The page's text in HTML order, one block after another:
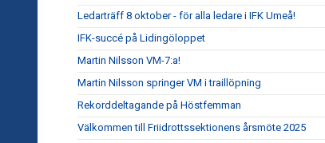
Ledarträff 8 oktober - för alla ledare i IFK Umeå!
IFK-succé på Lidingöloppet
Martin Nilsson VM-7:a!
Martin Nilsson springer VM i traillöpning
Rekorddeltagande på Höstfemman
Välkommen till Friidrottssektionens årsmöte 2025